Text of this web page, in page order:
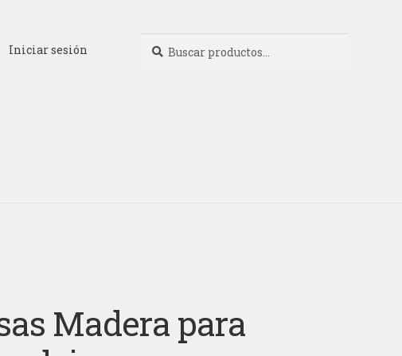
Iniciar sesión
por:
Madera para